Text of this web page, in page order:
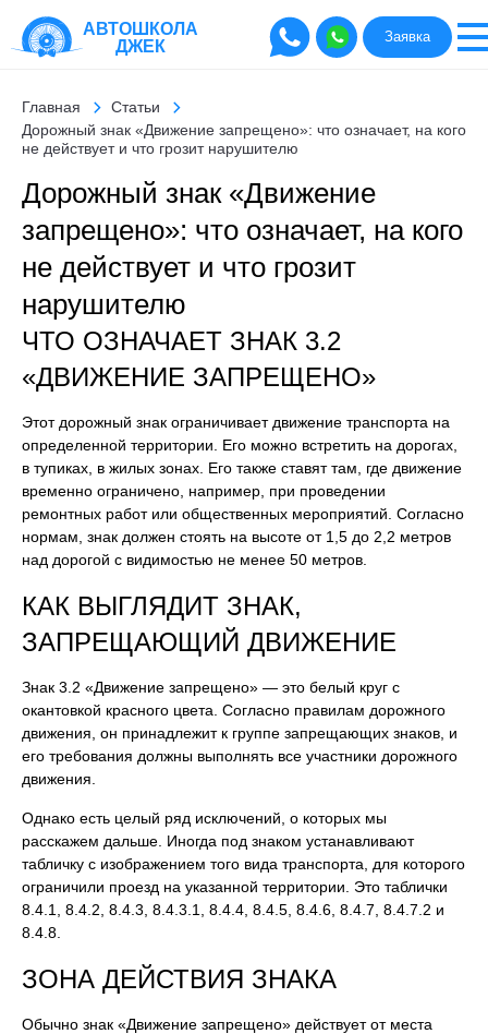
АВТОШКОЛА
ДЖЕК
Заявка
Главная
Статьи
Дорожный знак «Движение запрещено»: что означает, на кого
не действует и что грозит нарушителю
Дорожный знак «Движение
запрещено»: что означает, на кого
не действует и что грозит
нарушителю
ЧТО ОЗНАЧАЕТ ЗНАК 3.2
«ДВИЖЕНИЕ ЗАПРЕЩЕНО»
Этот дорожный знак ограничивает движение транспорта на
определенной территории. Его можно встретить на дорогах,
в тупиках, в жилых зонах. Его также ставят там, где движение
временно ограничено, например, при проведении
ремонтных работ или общественных мероприятий. Согласно
нормам, знак должен стоять на высоте от 1,5 до 2,2 метров
над дорогой с видимостью не менее 50 метров.
КАК ВЫГЛЯДИТ ЗНАК,
ЗАПРЕЩАЮЩИЙ ДВИЖЕНИЕ
Знак 3.2 «Движение запрещено» — это белый круг с
окантовкой красного цвета. Согласно правилам дорожного
движения, он принадлежит к группе запрещающих знаков, и
его требования должны выполнять все участники дорожного
движения.
Однако есть целый ряд исключений, о которых мы
расскажем дальше. Иногда под знаком устанавливают
табличку с изображением того вида транспорта, для которого
ограничили проезд на указанной территории. Это таблички
8.4.1, 8.4.2, 8.4.3, 8.4.3.1, 8.4.4, 8.4.5, 8.4.6, 8.4.7, 8.4.7.2 и
8.4.8.
ЗОНА ДЕЙСТВИЯ ЗНАКА
Обычно знак «Движение запрещено» действует от места